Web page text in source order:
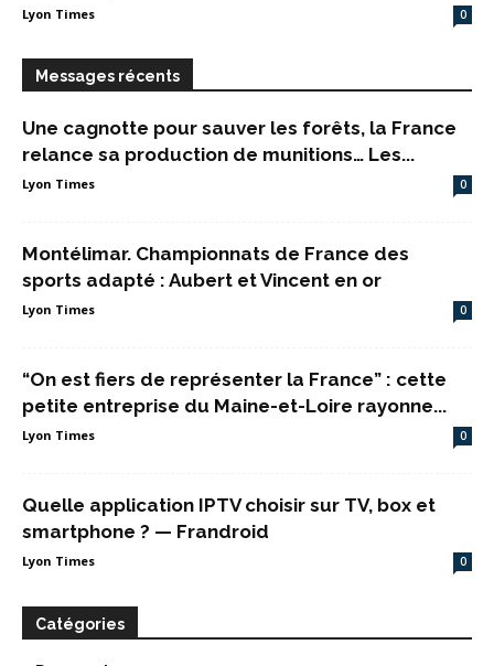
Lyon Times 0
Messages récents
Une cagnotte pour sauver les forêts, la France
relance sa production de munitions… Les...
Lyon Times 0
Montélimar. Championnats de France des
sports adapté : Aubert et Vincent en or
Lyon Times 0
“On est fiers de représenter la France” : cette
petite entreprise du Maine-et-Loire rayonne...
Lyon Times 0
Quelle application IPTV choisir sur TV, box et
smartphone ? — Frandroid
Lyon Times 0
Catégories